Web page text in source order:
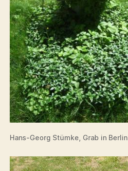
Hans-Georg Stümke, Grab in Berlin